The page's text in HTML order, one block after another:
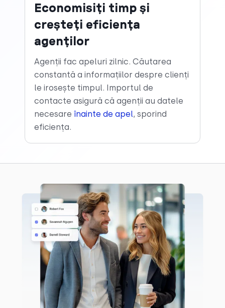
Economisiți timp și
creșteți eficiența
agenților
Agenții fac apeluri zilnic. Căutarea
constantă a informațiilor despre clienți
le irosește timpul. Importul de
contacte asigură că agenții au datele
necesare înainte de apel, sporind
eficiența.